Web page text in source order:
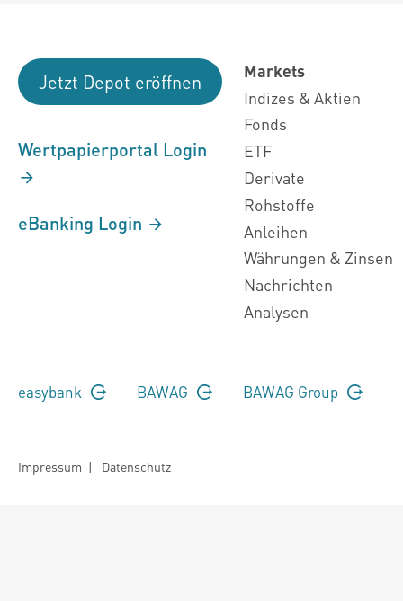
Jetzt Depot eröffnen
Wertpapierportal Login
eBanking Login
Markets
Indizes & Aktien
Fonds
ETF
Derivate
Rohstoffe
Anleihen
Währungen & Zinsen
Nachrichten
Analysen
easybank BAWAG BAWAG Group
Impressum | Datenschutz